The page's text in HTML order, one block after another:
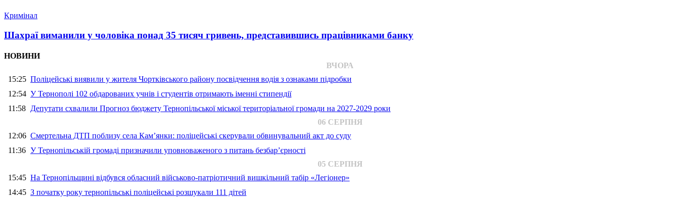
Кримінал
Шахраї виманили у чоловіка понад 35 тисяч гривень, представившись працівниками банку
НОВИНИ
ВЧОРА
15:25 Поліцейські виявили у жителя Чортківського району посвідчення водія з ознаками підробки
12:54 У Тернополі 102 обдарованих учнів і студентів отримають іменні стипендії
11:58 Депутати схвалили Прогноз бюджету Тернопільської міської територіальної громади на 2027-2029 роки
06 СЕРПНЯ
12:06 Смертельна ДТП поблизу села Кам’янки: поліцейські скерували обвинувальний акт до суду
11:36 У Тернопільській громаді призначили уповноваженого з питань безбар’єрності
05 СЕРПНЯ
15:45 На Тернопільщині відбувся обласний військово-патріотичний вишкільний табір «Легіонер»
14:45 З початку року тернопільські поліцейські розшукали 111 дітей